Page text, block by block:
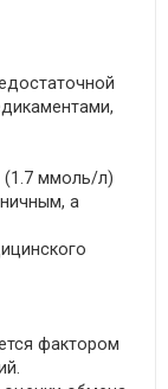
(1.7 ммоль/л)
а
фактором